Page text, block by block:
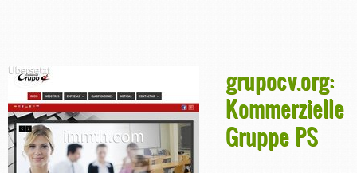
grupocv.org:
Kommerzielle
Gruppe PS